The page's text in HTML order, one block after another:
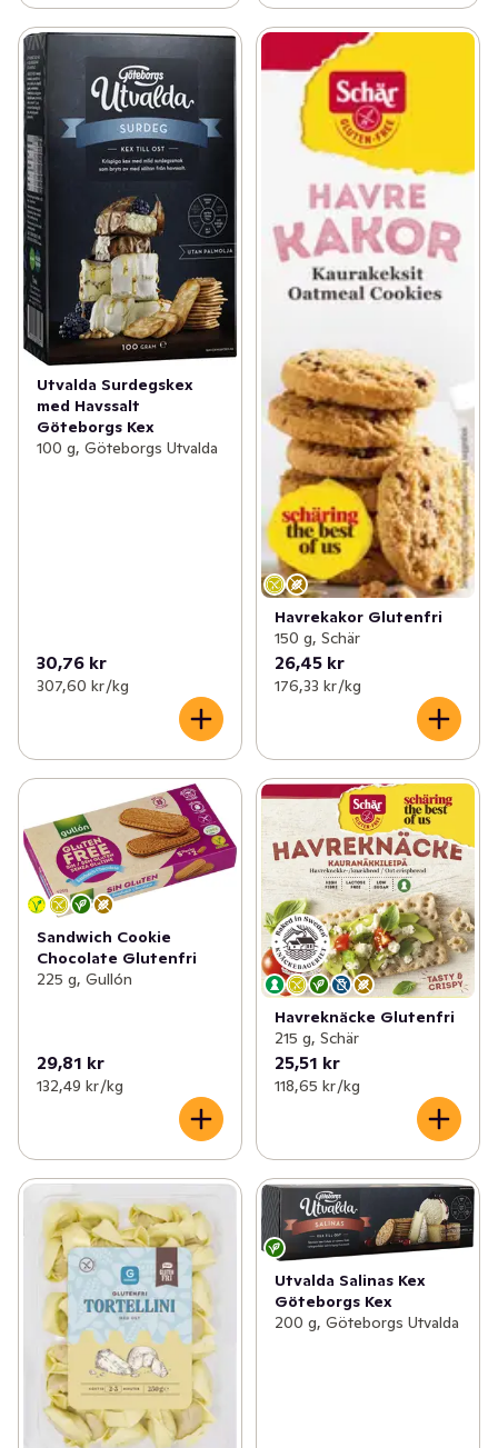
Utvalda Surdegskex
med Havssalt
Göteborgs Kex
100 g, Göteborgs Utvalda
30,76 kr
307,60 kr /kg
Havrekakor Glutenfri
150 g, Schär
26,45 kr
176,33 kr /kg
Sandwich Cookie
Chocolate Glutenfri
225 g, Gullón
29,81 kr
132,49 kr /kg
Havreknäcke Glutenfri
215 g, Schär
25,51 kr
118,65 kr /kg
Utvalda Salinas Kex
Göteborgs Kex
200 g, Göteborgs Utvalda